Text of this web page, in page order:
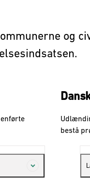
og
bestå